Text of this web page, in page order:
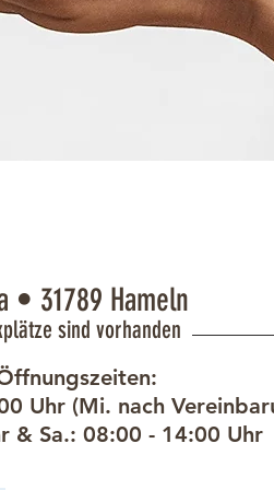
• 31789 Hameln
sind vorhanden
Uhr (Mi. nach
& Sa.: 08:00 - 14:00 Uhr